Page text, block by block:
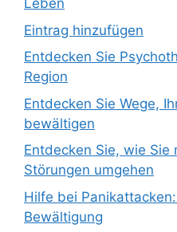
Leben
Eintrag hinzufügen
Entdecken Sie
Region
Entdecken Sie Wege,
bewältigen
Entdecken Sie, wie Sie
Störungen umgehen
Hilfe bei
Bewältigung